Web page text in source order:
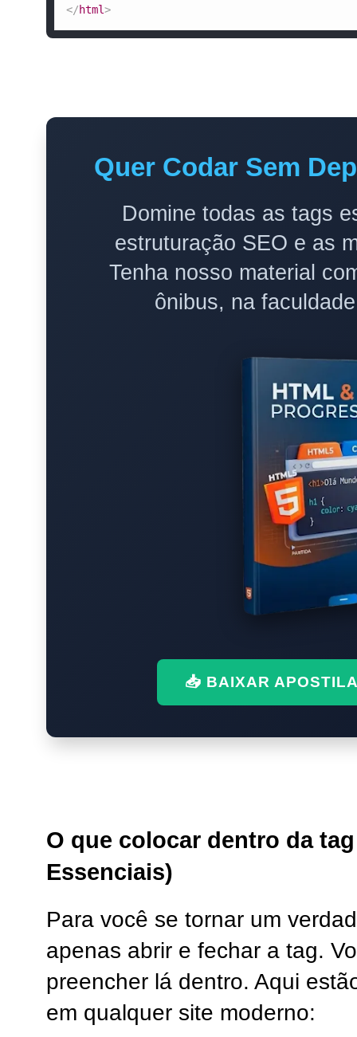
</html>
Quer Codar Sem
Domine todas as tags
estruturação SEO e as
Tenha nosso material
ônibus, na
📥 BAIXAR
O que colocar dentro da
Essenciais)
Para você se tornar um
apenas abrir e fechar a tag.
preencher lá dentro. Aqui
em qualquer site moderno: